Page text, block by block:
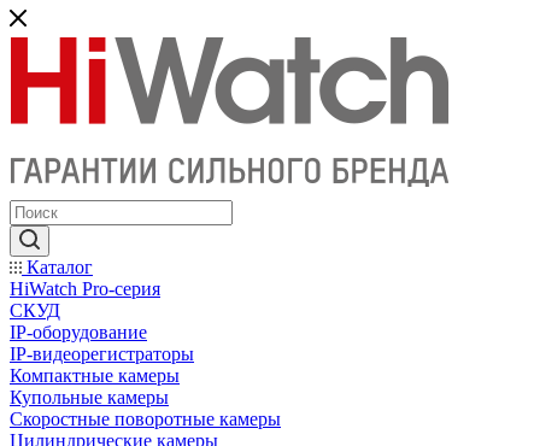
Каталог
HiWatch Pro-серия
CКУД
IP-оборудование
IP-видеорегистраторы
Компактные камеры
Купольные камеры
Скоростные поворотные камеры
Цилиндрические камеры